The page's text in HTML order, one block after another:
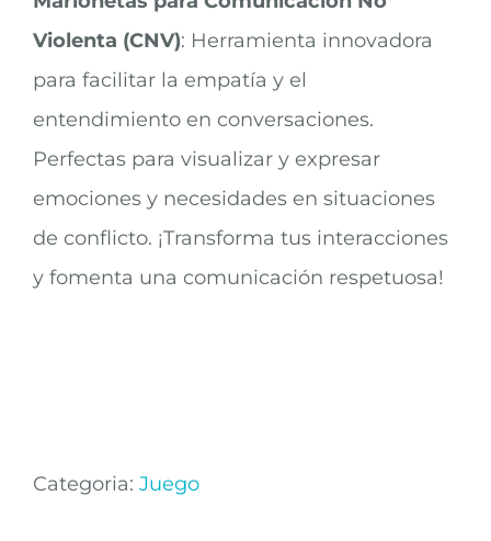
Violenta (CNV): Herramienta innovadora
para facilitar la empatía y el
entendimiento en conversaciones.
Perfectas para visualizar y expresar
emociones y necesidades en situaciones
de conflicto. ¡Transforma tus interacciones
y fomenta una comunicación respetuosa!
Categoria: Juego